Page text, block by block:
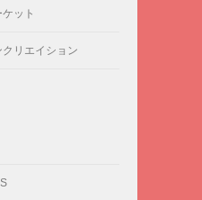
ット
リエイション